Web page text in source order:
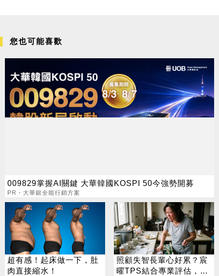
您也可能喜歡
009829掌握AI關鍵 大華韓國KOSPI 50今強勢開募
PR・大華銀全能行銷方案
超有感！起床做一下，肚
肉直接縮水！
照顧失智長輩心好累？宸
曜TPS結合專業評估，改